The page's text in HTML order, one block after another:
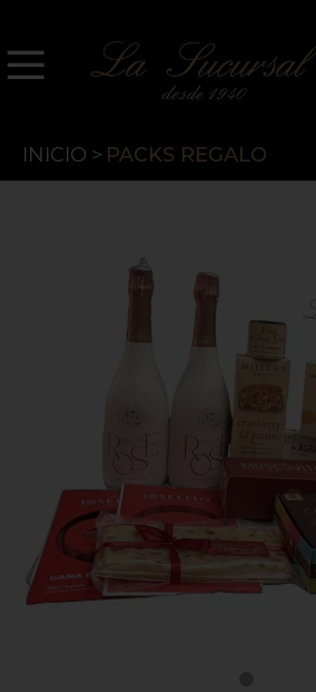
INICIO > PACKS REGALO